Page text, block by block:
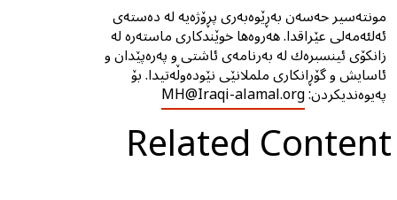
مونتەسیر حەسەن بەڕێوەبەری پڕۆژەیە لە دەستەی
ئەلئەمەلی عێراقدا. هەروەها خوێندکاری ماستەرە لە
زانکۆی ئینسبرەك لە بەرنامەی ئاشتی و پەرەپێدان و
ئاسایش و گۆڕانکاری ململانێی نێودەوڵەتیدا. بۆ
پەیوەندیکردن:MH@Iraqi-alamal.org
Related Content